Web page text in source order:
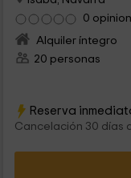
0
Alquiler íntegro
20 personas
Reserva
Cancelación 30 días